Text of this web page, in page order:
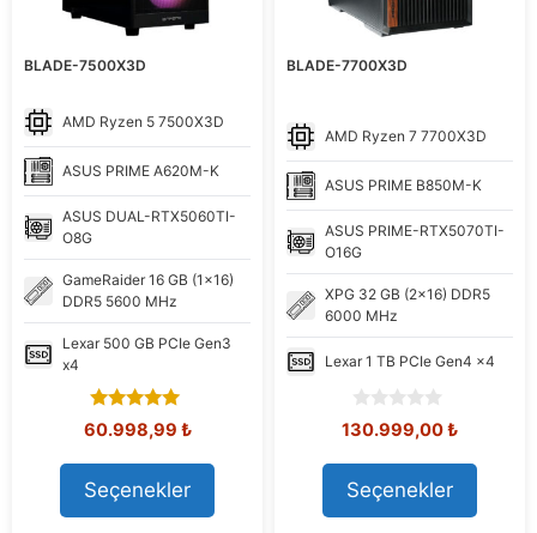
BLADE-7500X3D
AMD Ryzen 5 7500X3D
ASUS PRIME A620M-K
ASUS DUAL-RTX5060TI-
O8G
GameRaider 16 GB (1x16)
DDR5 5600 MHz
Lexar 500 GB PCIe Gen3
x4
5.00
out of 5
Orijinal
71.639,92 ₺.
60.998,99 ₺Şu
Seçenekler
BLADE-7700X3D
AMD Ryzen 7 7700X3D
ASUS PRIME B850M-K
ASUS PRIME-RTX5070TI-
O16G
XPG 32 GB (2x16) DDR5
6000 MHz
Lexar 1 TB PCIe Gen4 x4
0
o
u
t
o
f
Orijinal
149.176,40 ₺.
130.999,00₺Şu
Seçenekler